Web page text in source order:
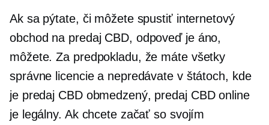
Ak sa pýtate, či môžete spustiť internetový
obchod na predaj CBD, odpoveď je áno,
môžete. Za predpokladu, že máte všetky
správne licencie a nepredávate v štátoch, kde
je predaj CBD obmedzený, predaj CBD online
je legálny. Ak chcete začať so svojím